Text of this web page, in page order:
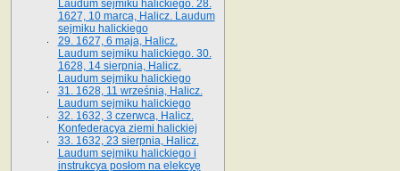
Laudum sejmiku halickiego. 28.
1627, 10 marca, Halicz. Laudum
sejmiku halickiego
29. 1627, 6 maja, Halicz.
Laudum sejmiku halickiego. 30.
1628, 14 sierpnia, Halicz.
Laudum sejmiku halickiego
31. 1628, 11 września, Halicz.
Laudum sejmiku halickiego
32. 1632, 3 czerwca, Halicz.
Konfederacya ziemi halickiej
33. 1632, 23 sierpnia, Halicz.
Laudum sejmiku halickiego i
instrukcya posłom na elekcyę